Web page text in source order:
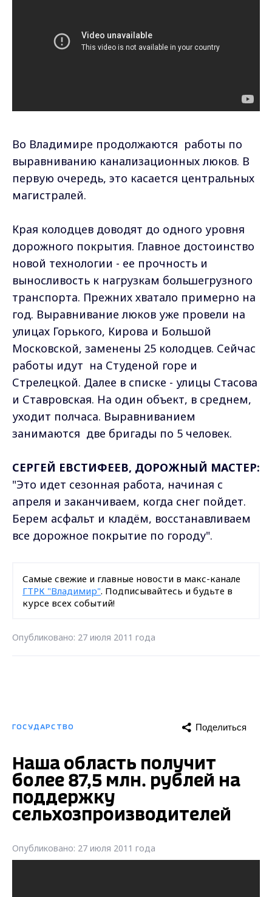
Во Владимире продолжаются работы по
выравниванию канализационных люков. В
первую очередь, это касается центральных
магистралей.
Края колодцев доводят до одного уровня
дорожного покрытия. Главное достоинство
новой технологии - ее прочность и
выносливость к нагрузкам большегрузного
транспорта. Прежних хватало примерно на
год. Выравнивание люков уже провели на
улицах Горького, Кирова и Большой
Московской, заменены 25 колодцев. Сейчас
работы идут на Студеной горе и
Стрелецкой. Далее в списке - улицы Стасова
и Ставровская. На один объект, в среднем,
уходит полчаса. Выравниванием
занимаются две бригады по 5 человек.
СЕРГЕЙ ЕВСТИФЕЕВ, ДОРОЖНЫЙ МАСТЕР:
"Это идет сезонная работа, начиная с
апреля и заканчиваем, когда снег пойдет.
Берем асфальт и кладём, восстанавливаем
все дорожное покрытие по городу".
Самые свежие и главные новости в макс-канале
ГТРК "Владимир". Подписывайтесь и будьте в
курсе всех событий!
Опубликовано: 27 июля 2011 года
ГОСУДАРСТВО Поделиться
Наша область получит
более 87,5 млн. рублей на
поддержку
сельхозпроизводителей
Опубликовано: 27 июля 2011 года